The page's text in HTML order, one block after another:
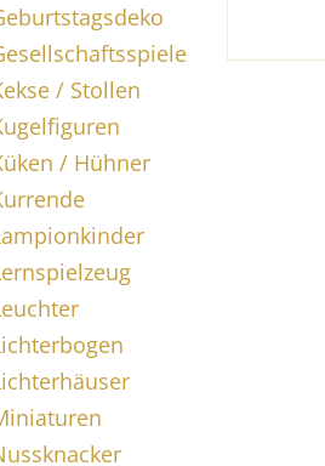
/ Stollen
/ Hühner